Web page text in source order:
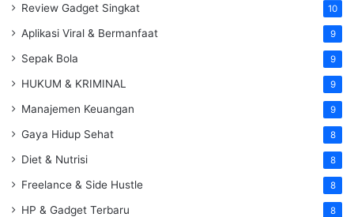
Review Gadget Singkat 10
Aplikasi Viral & Bermanfaat 9
Sepak Bola 9
HUKUM & KRIMINAL 9
Manajemen Keuangan 9
Gaya Hidup Sehat 8
Diet & Nutrisi 8
Freelance & Side Hustle 8
HP & Gadget Terbaru 8